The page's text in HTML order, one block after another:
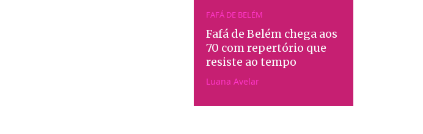
FAFÁ DE BELÉM
Fafá de Belém chega aos
70 com repertório que
resiste ao tempo
Luana Avelar